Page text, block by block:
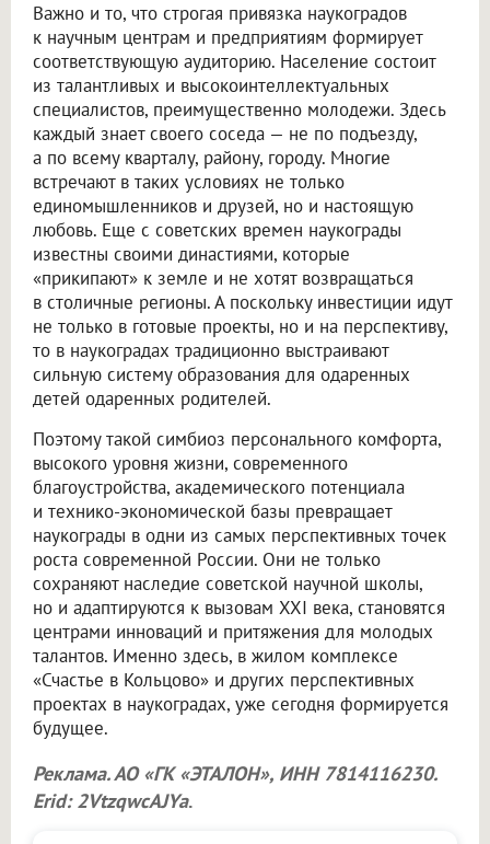
Важно и то, что строгая привязка наукоградов
к научным центрам и предприятиям формирует
соответствующую аудиторию. Население состоит
из талантливых и высокоинтеллектуальных
специалистов, преимущественно молодежи. Здесь
каждый знает своего соседа — не по подъезду,
а по всему кварталу, району, городу. Многие
встречают в таких условиях не только
единомышленников и друзей, но и настоящую
любовь. Еще с советских времен наукограды
известны своими династиями, которые
«прикипают» к земле и не хотят возвращаться
в столичные регионы. А поскольку инвестиции идут
не только в готовые проекты, но и на перспективу,
то в наукоградах традиционно выстраивают
сильную систему образования для одаренных
детей одаренных родителей.
Поэтому такой симбиоз персонального комфорта,
высокого уровня жизни, современного
благоустройства, академического потенциала
и технико-экономической базы превращает
наукограды в одни из самых перспективных точек
роста современной России. Они не только
сохраняют наследие советской научной школы,
но и адаптируются к вызовам XXI века, становятся
центрами инноваций и притяжения для молодых
талантов. Именно здесь, в жилом комплексе
«Счастье в Кольцово» и других перспективных
проектах в наукоградах, уже сегодня формируется
будущее.
Реклама. АО «ГК «ЭТАЛОН», ИНН 7814116230.
Erid: 2VtzqwcAJYa.